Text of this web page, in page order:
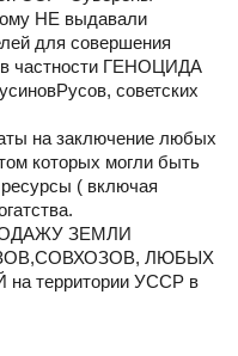
НЕ выдавали
для совершения
ГЕНОЦИДА
советских
на заключение любых
которых могли быть
( включая
ЗЕМЛИ
ЛЮБЫХ
территории УССР в